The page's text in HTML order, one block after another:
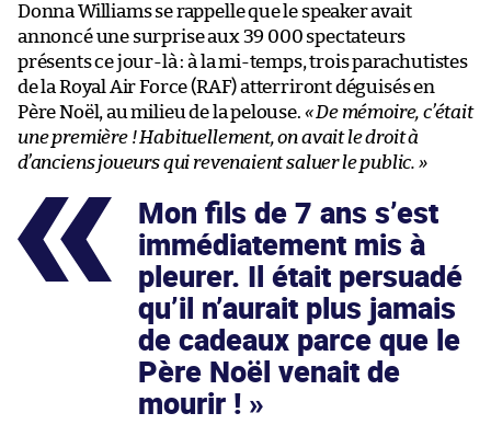
Donna Williams se rappelle que le speaker avait
annoncé une surprise aux 39 000 spectateurs
présents ce jour-là : à la mi-temps, trois parachutistes
de la Royal Air Force (RAF) atterriront déguisés en
Père Noël, au milieu de la pelouse. « De mémoire, c’était
une première ! Habituellement, on avait le droit à
d’anciens joueurs qui revenaient saluer le public. »
Mon fils de 7 ans s’est
immédiatement mis à
pleurer. Il était persuadé
qu’il n’aurait plus jamais
de cadeaux parce que le
Père Noël venait de
mourir !